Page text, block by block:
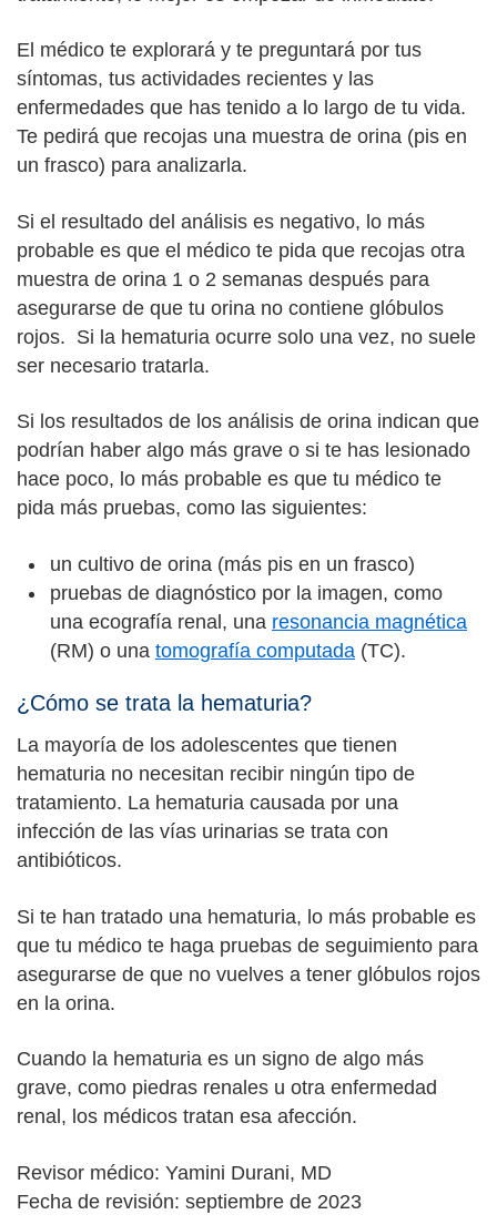
El médico te explorará y te preguntará por tus
síntomas, tus actividades recientes y las
enfermedades que has tenido a lo largo de tu vida.
Te pedirá que recojas una muestra de orina (pis en
un frasco) para analizarla.
Si el resultado del análisis es negativo, lo más
probable es que el médico te pida que recojas otra
muestra de orina 1 o 2 semanas después para
asegurarse de que tu orina no contiene glóbulos
rojos. Si la hematuria ocurre solo una vez, no suele
ser necesario tratarla.
Si los resultados de los análisis de orina indican que
podrían haber algo más grave o si te has lesionado
hace poco, lo más probable es que tu médico te
pida más pruebas, como las siguientes:
un cultivo de orina (más pis en un frasco)
pruebas de diagnóstico por la imagen, como
una ecografía renal, una resonancia magnética
(RM) o una tomografía computada (TC).
¿Cómo se trata la hematuria?
La mayoría de los adolescentes que tienen
hematuria no necesitan recibir ningún tipo de
tratamiento. La hematuria causada por una
infección de las vías urinarias se trata con
antibióticos.
Si te han tratado una hematuria, lo más probable es
que tu médico te haga pruebas de seguimiento para
asegurarse de que no vuelves a tener glóbulos rojos
en la orina.
Cuando la hematuria es un signo de algo más
grave, como piedras renales u otra enfermedad
renal, los médicos tratan esa afección.
Revisor médico: Yamini Durani, MD
Fecha de revisión: septiembre de 2023